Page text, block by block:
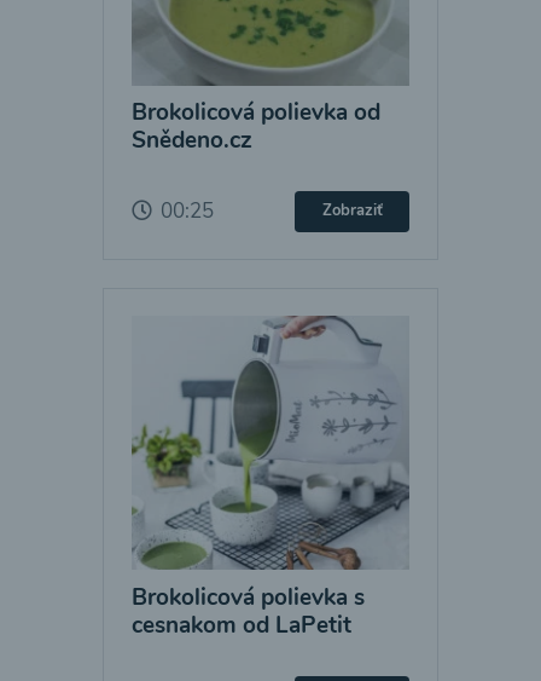
Brokolicová polievka od
Snědeno.cz
00:25 Zobraziť
Brokolicová polievka s
cesnakom od LaPetit